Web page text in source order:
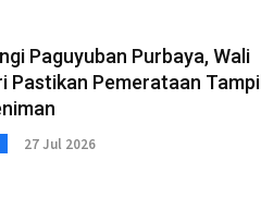
Paguyuban Purbaya, Wali
Pastikan Pemerataan Tampil
27 Jul 2026